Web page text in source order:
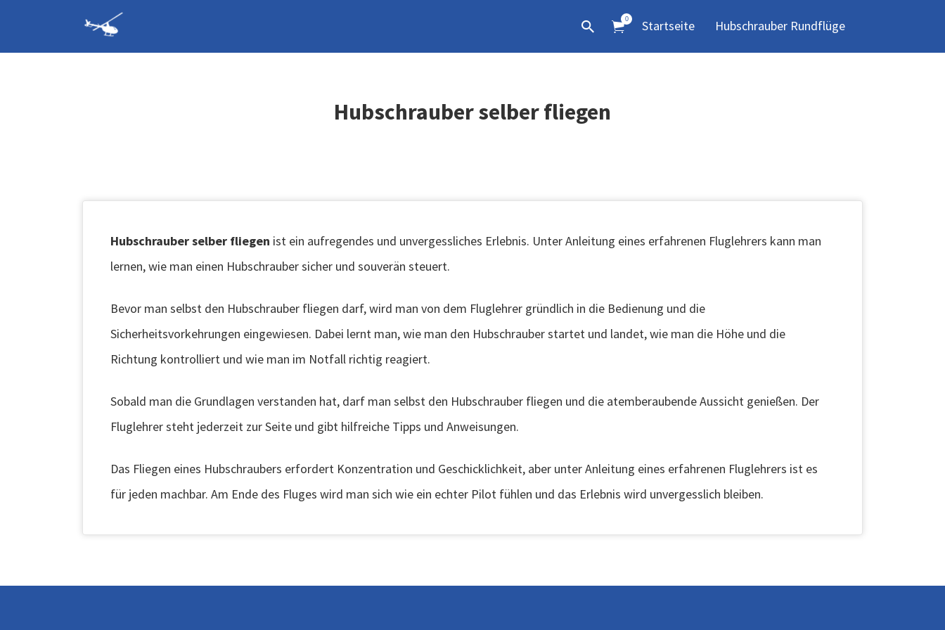
0 Startseite Hubschrauber Rundflüge
Suchen
nach:
Hubschrauber selber fliegen
Hubschrauber selber fliegen ist ein aufregendes und unvergessliches Erlebnis. Unter Anleitung eines erfahrenen Fluglehrers kann man
lernen, wie man einen Hubschrauber sicher und souverän steuert.
Bevor man selbst den Hubschrauber fliegen darf, wird man von dem Fluglehrer gründlich in die Bedienung und die
Sicherheitsvorkehrungen eingewiesen. Dabei lernt man, wie man den Hubschrauber startet und landet, wie man die Höhe und die
Richtung kontrolliert und wie man im Notfall richtig reagiert.
Sobald man die Grundlagen verstanden hat, darf man selbst den Hubschrauber fliegen und die atemberaubende Aussicht genießen. Der
Fluglehrer steht jederzeit zur Seite und gibt hilfreiche Tipps und Anweisungen.
Das Fliegen eines Hubschraubers erfordert Konzentration und Geschicklichkeit, aber unter Anleitung eines erfahrenen Fluglehrers ist es
für jeden machbar. Am Ende des Fluges wird man sich wie ein echter Pilot fühlen und das Erlebnis wird unvergesslich bleiben.